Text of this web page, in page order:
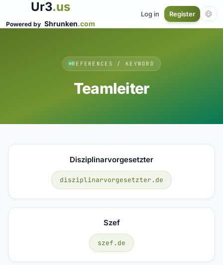
Ur3.us
Powered by Shrunken.com
Log in Register
REFERENCES / KEYWORD
Teamleiter
Disziplinarvorgesetzter
disziplinarvorgesetzter.de
Szef
szef.de